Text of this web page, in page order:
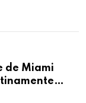
de Miami